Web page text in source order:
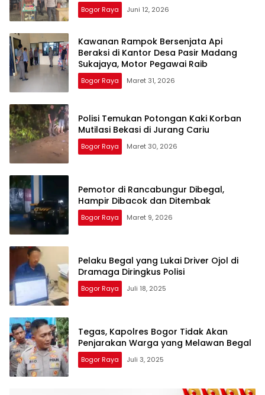
Bogor Raya Juni 12, 2026
Kawanan Rampok Bersenjata Api
Beraksi di Kantor Desa Pasir Madang
Sukajaya, Motor Pegawai Raib
Bogor Raya Maret 31, 2026
Polisi Temukan Potongan Kaki Korban
Mutilasi Bekasi di Jurang Cariu
Bogor Raya Maret 30, 2026
Pemotor di Rancabungur Dibegal,
Hampir Dibacok dan Ditembak
Bogor Raya Maret 9, 2026
Pelaku Begal yang Lukai Driver Ojol di
Dramaga Diringkus Polisi
Bogor Raya Juli 18, 2025
Tegas, Kapolres Bogor Tidak Akan
Penjarakan Warga yang Melawan Begal
Bogor Raya Juli 3, 2025